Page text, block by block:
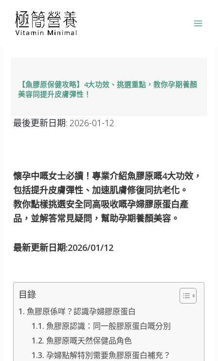
【魚膠原保健攻略】4大功效、挑選重點，教你孕期養顏
美容同提升皮膚彈性！
最後更新日期: 2026-01-12
懷孕中嘅女士必讀！專業介紹魚膠原嘅4大功效，
包括提升皮膚彈性、加速肌膚修復同抗老化。
教你點樣挑選安全同高吸收嘅孕婦膠原蛋白產
品，並解答常見疑問，幫助孕期養顏美容。
最新更新日期:2026/01/12
目錄
魚膠原係咩？認識孕婦膠原蛋白
魚膠原認識：同一般膠原蛋白嘅分別
魚膠原嘅天然保健品角色
孕婦點解特別需要魚膠原蛋白補充？